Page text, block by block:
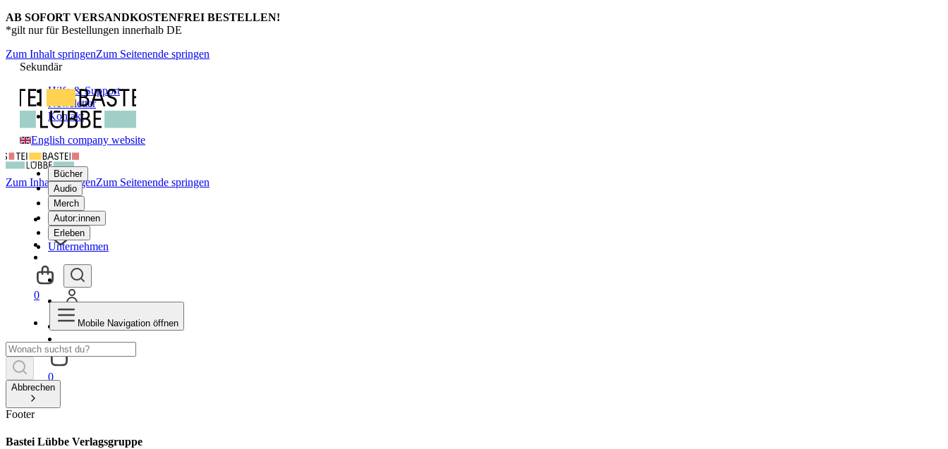
AB SOFORT VERSANDKOSTENFREI BESTELLEN!
*gilt nur für Bestellungen innerhalb DE
Zum Inhalt springenZum Seitenende springen
Sekundär
Hilfe & Support
Newsletter
Kontakt
English company website
Bücher
Audio
Merch
Autor:innen
Erleben
Unternehmen
0
Zum Inhalt springenZum Seitenende springen
0
Mobile Navigation öffnen
Abbrechen
Footer
Bastei Lübbe Verlagsgruppe